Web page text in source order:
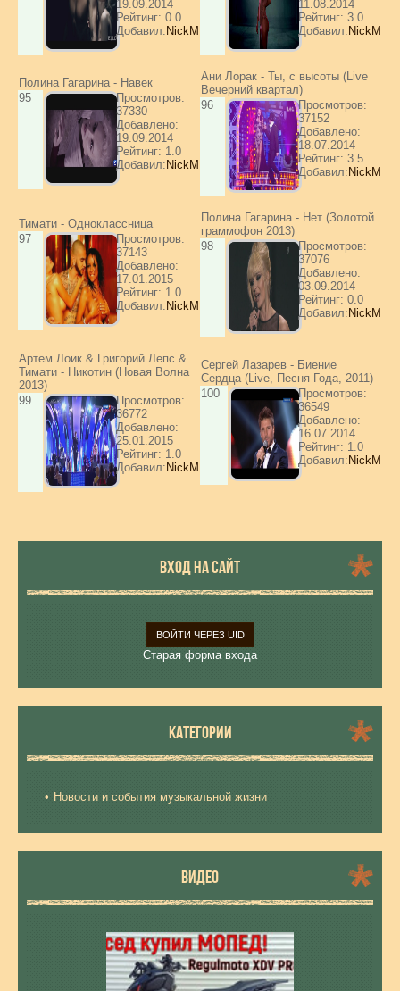
19.09.2014
Рейтинг: 0.0
Добавил: NickM
11.08.2014
Рейтинг: 3.0
Добавил: NickM
Полина Гагарина - Навек
95
Просмотров:
37330
Добавлено:
19.09.2014
Рейтинг: 1.0
Добавил: NickM
Ани Лорак - Ты, с высоты (Live
Вечерний квартал)
96
Просмотров:
37152
Добавлено:
18.07.2014
Рейтинг: 3.5
Добавил: NickM
Тимати - Одноклассница
97
Просмотров:
37143
Добавлено:
17.01.2015
Рейтинг: 1.0
Добавил: NickM
Полина Гагарина - Нет (Золотой
граммофон 2013)
98
Просмотров:
37076
Добавлено:
03.09.2014
Рейтинг: 0.0
Добавил: NickM
Артем Лоик & Григорий Лепс &
Тимати - Никотин (Новая Волна
2013)
99
Просмотров:
36772
Добавлено:
25.01.2015
Рейтинг: 1.0
Добавил: NickM
Сергей Лазарев - Биение
Сердца (Live, Песня Года, 2011)
100
Просмотров:
36549
Добавлено:
16.07.2014
Рейтинг: 1.0
Добавил: NickM
ВХОД НА САЙТ
ВОЙТИ ЧЕРЕЗ UID
Старая форма входа
КАТЕГОРИИ
Новости и события музыкальной жизни
ВИДЕО